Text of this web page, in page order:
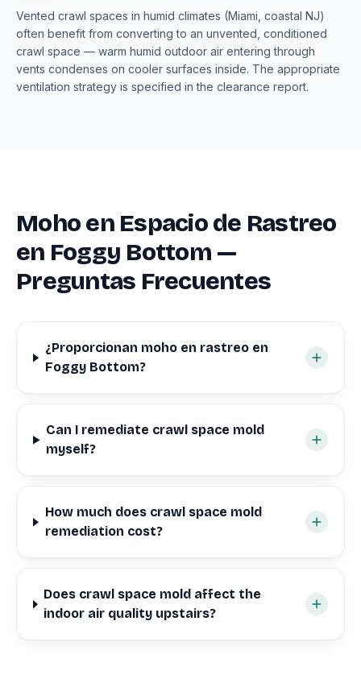
Vented crawl spaces in humid climates (Miami, coastal NJ)
often benefit from converting to an unvented, conditioned
crawl space — warm humid outdoor air entering through
vents condenses on cooler surfaces inside. The appropriate
ventilation strategy is specified in the clearance report.
Moho en Espacio de Rastreo
en Foggy Bottom —
Preguntas Frecuentes
¿Proporcionan moho en rastreo en
Foggy Bottom?
Can I remediate crawl space mold
myself?
How much does crawl space mold
remediation cost?
Does crawl space mold affect the
indoor air quality upstairs?